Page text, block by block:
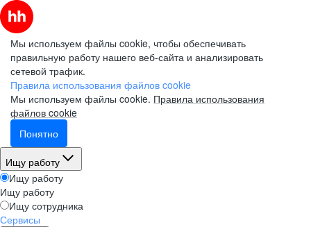
Мы используем файлы cookie, чтобы обеспечивать
правильную работу нашего веб-сайта и анализировать
сетевой трафик.
Правила использования файлов cookie
Мы используем файлы cookie. Правила использования
файлов cookie
Понятно
Ищу работу
Ищу работу
Ищу работу
Ищу сотрудника
Сервисы